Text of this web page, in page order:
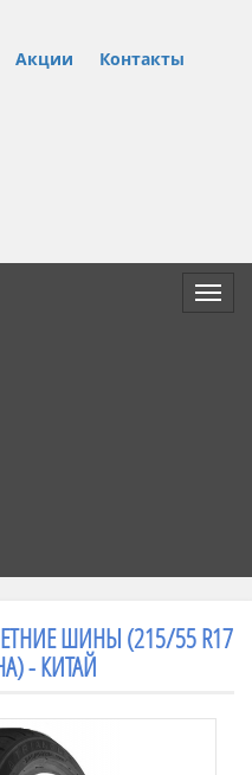
Акции Контакты
ШИНЫ (215/55 R17
- КИТАЙ